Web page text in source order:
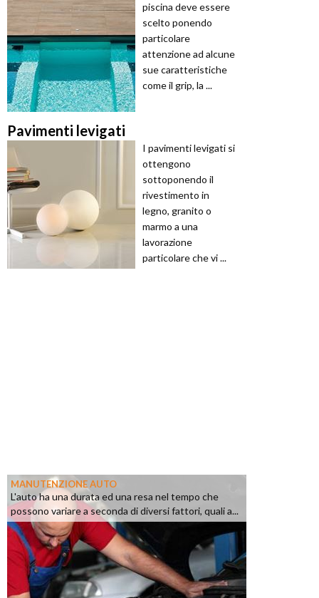
piscina deve essere
scelto ponendo
particolare
attenzione ad alcune
sue caratteristiche
come il grip, la ...
Pavimenti levigati
I pavimenti levigati si
ottengono
sottoponendo il
rivestimento in
legno, granito o
marmo a una
lavorazione
particolare che vi ...
MANUTENZIONE AUTO
L'auto ha una durata ed una resa nel tempo che
possono variare a seconda di diversi fattori, quali a...